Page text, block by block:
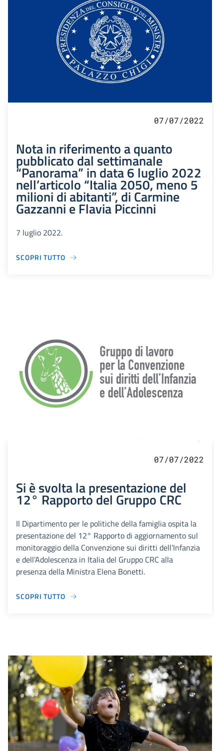
07/07/2022
Nota in riferimento a quanto
pubblicato dal settimanale
“Panorama” in data 6 luglio 2022
nell’articolo “Italia 2050, meno 5
milioni di abitanti”, di Carmine
Gazzanni e Flavia Piccinni
7 luglio 2022.
SCOPRI TUTTO
07/07/2022
Si è svolta la presentazione del
12° Rapporto del Gruppo CRC
Il Dipartimento per le politiche della famiglia ospita la
presentazione del 12° Rapporto di aggiornamento sul
monitoraggio della Convenzione sui diritti dell’Infanzia
e dell’Adolescenza in Italia del Gruppo CRC alla
presenza della Ministra Elena Bonetti.
SCOPRI TUTTO